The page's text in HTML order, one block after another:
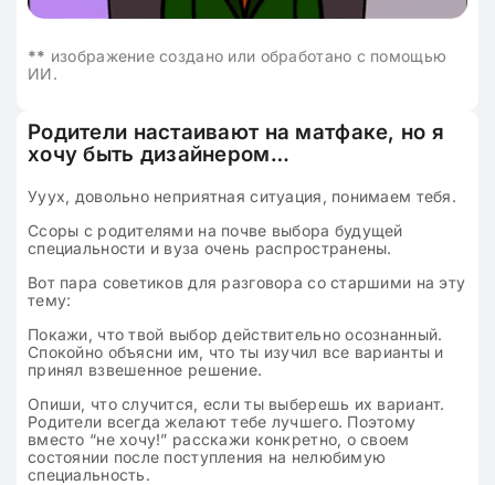
** изображение создано или обработано с помощью
ИИ.
Родители настаивают на матфаке, но я
хочу быть дизайнером…
Ууух, довольно неприятная ситуация, понимаем тебя.
Ссоры с родителями на почве выбора будущей
специальности и вуза очень распространены.
Вот пара советиков для разговора со старшими на эту
тему:
Покажи, что твой выбор действительно осознанный.
Спокойно объясни им, что ты изучил все варианты и
принял взвешенное решение.
Опиши, что случится, если ты выберешь их вариант.
Родители всегда желают тебе лучшего. Поэтому
вместо “не хочу!” расскажи конкретно, о своем
состоянии после поступления на нелюбимую
специальность.